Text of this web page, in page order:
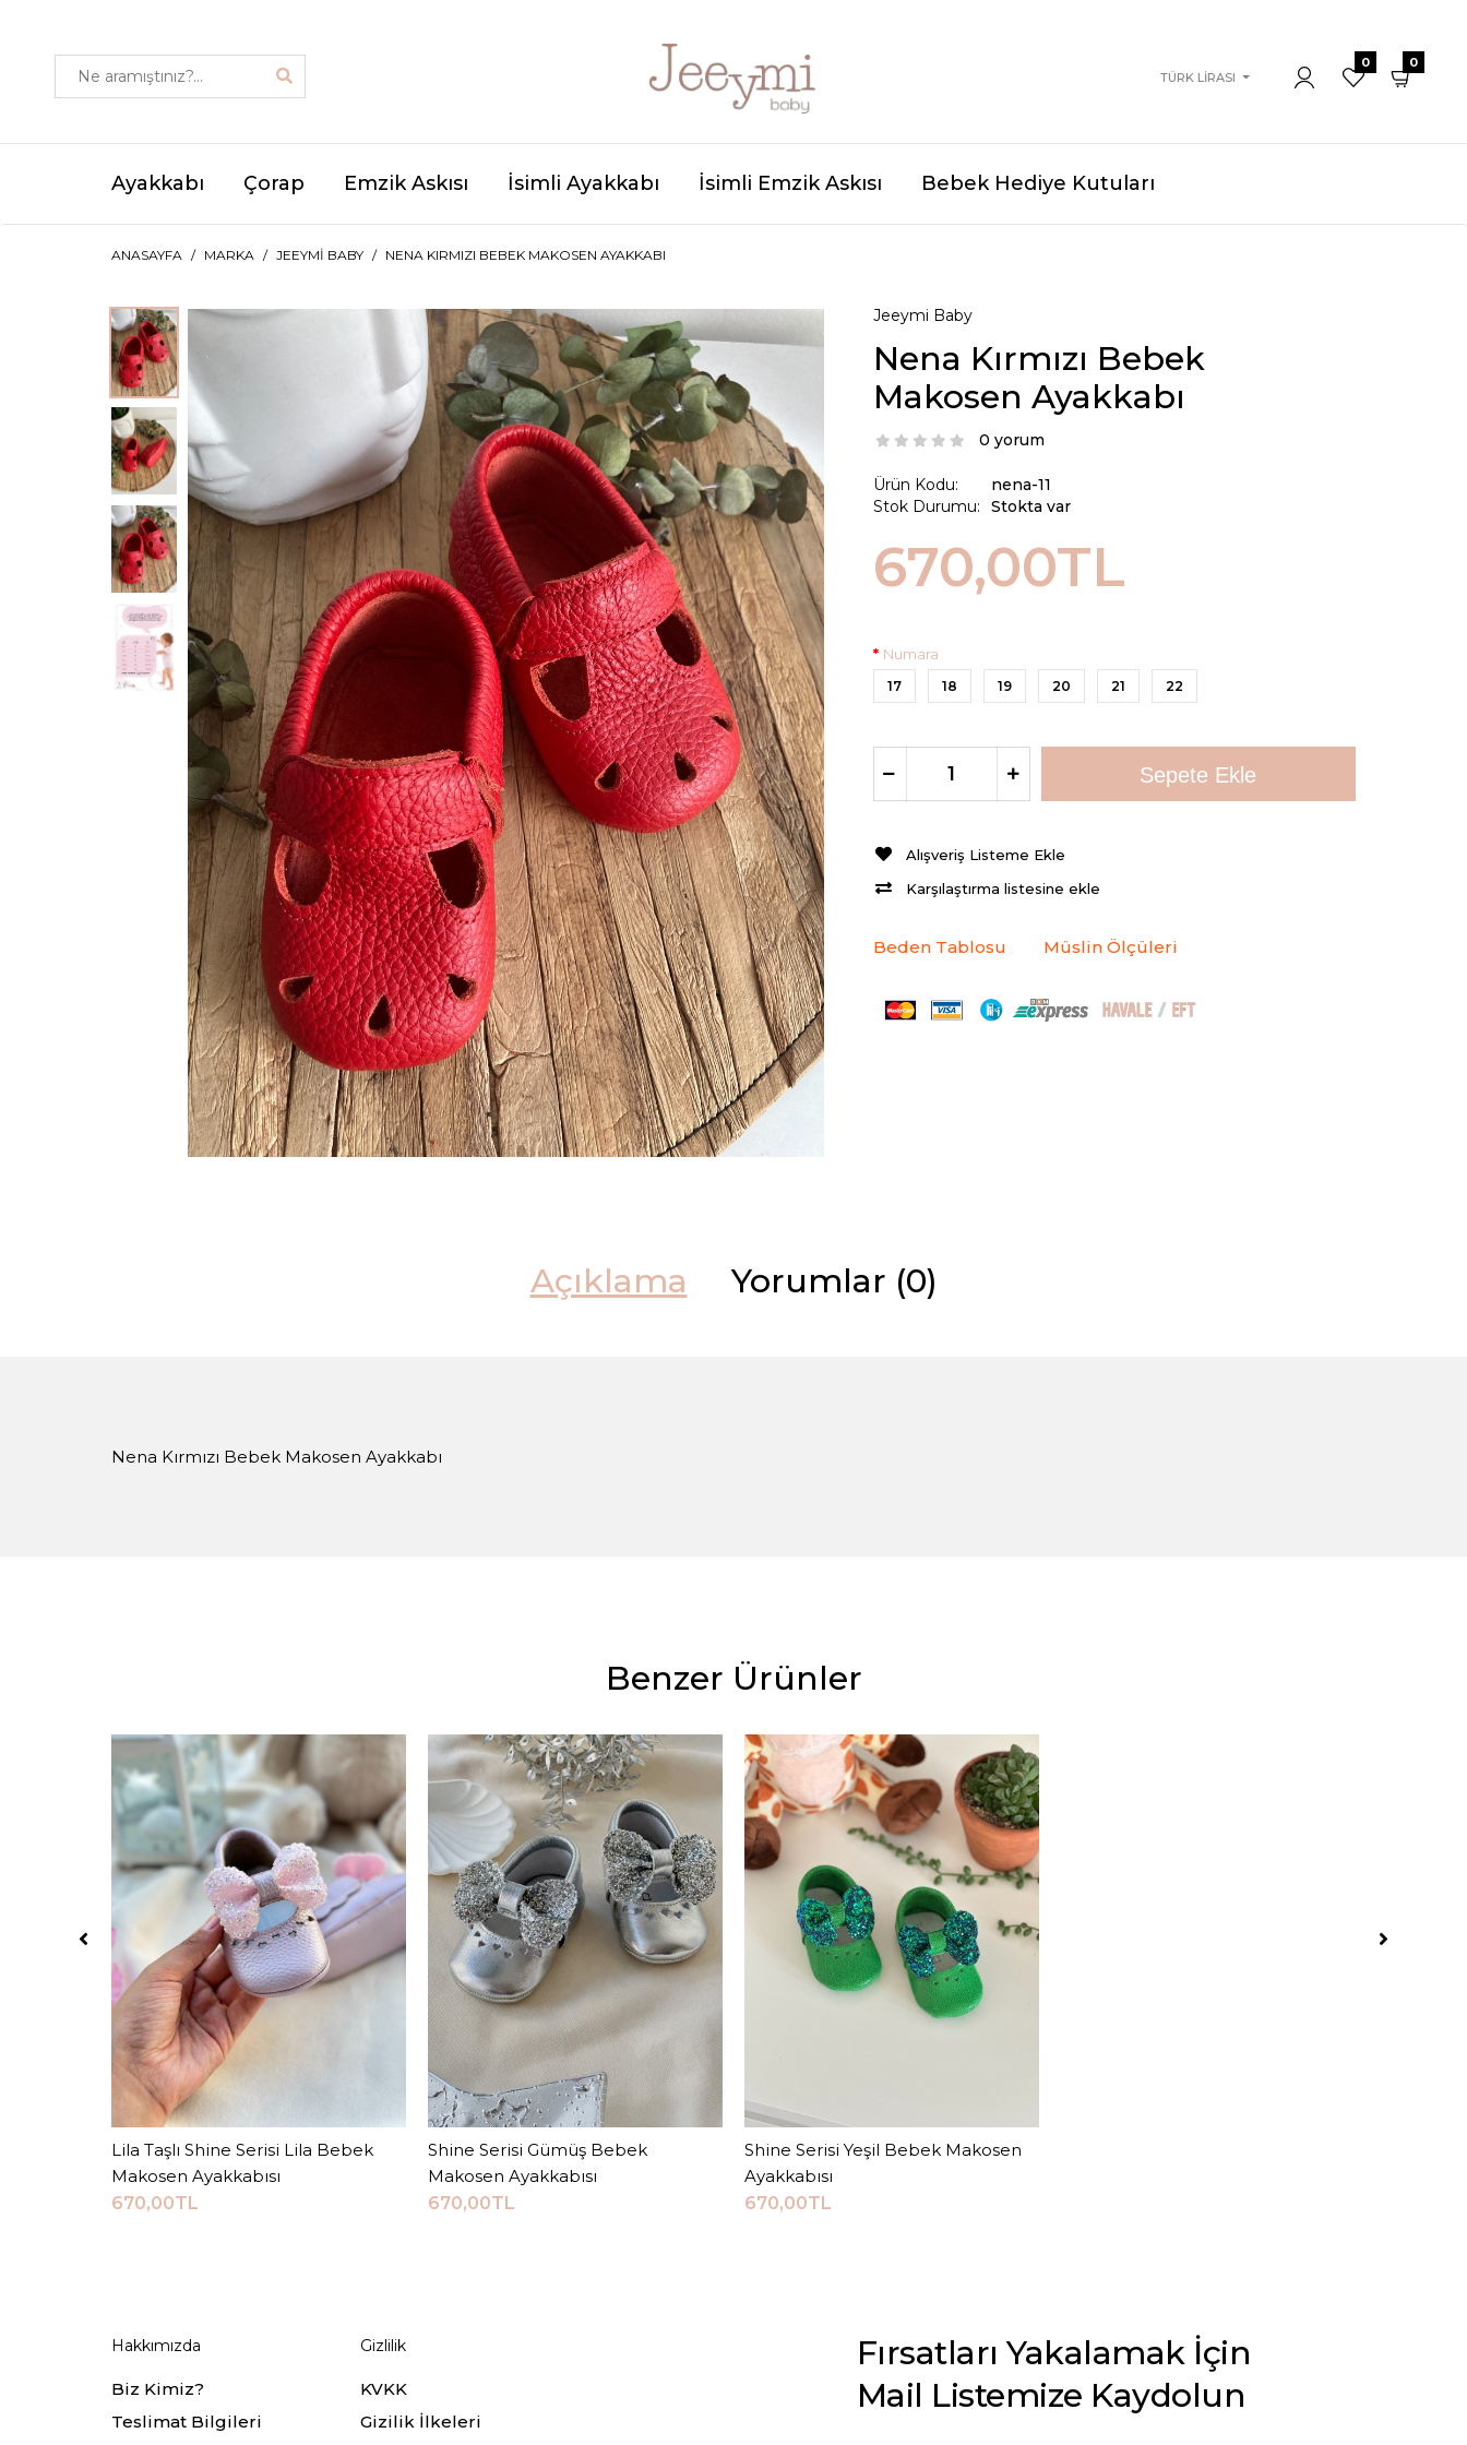
TÜRK LIRASI
0 0
Ayakkabı Çorap Emzik Askısı İsimli Ayakkabı İsimli Emzik Askısı Bebek Hediye Kutuları
ANASAYFA MARKA JEEYMI BABY NENA KIRMIZI BEBEK MAKOSEN AYAKKABI
Jeeymi Baby
Nena Kırmızı Bebek
Makosen Ayakkabı
0 yorum
Ürün Kodu:
Stok Durumu:
nena-11
Stokta var
670,00TL
Numara
17 18 19 20 21 22
Alışveriş Listeme Ekle
Karşılaştırma listesine ekle
Beden Tablosu Müslin Ölçüleri
Açıklama Yorumlar (0)
Nena Kırmızı Bebek Makosen Ayakkabı
Benzer Ürünler
Sepete Ekle
Lila Taşlı Shine Serisi Lila Bebek
Makosen Ayakkabısı
670,00TL
Sepete Ekle
Shine Serisi Gümüş Bebek
Makosen Ayakkabısı
670,00TL
Sepete Ekle
Shine Serisi Yeşil Bebek Makosen
Ayakkabısı
670,00TL
Hakkımızda
Biz Kimiz?
Teslimat Bilgileri
Gizlilik
KVKK
Gizilik İlkeleri
Fırsatları Yakalamak İçin
Mail Listemize Kaydolun